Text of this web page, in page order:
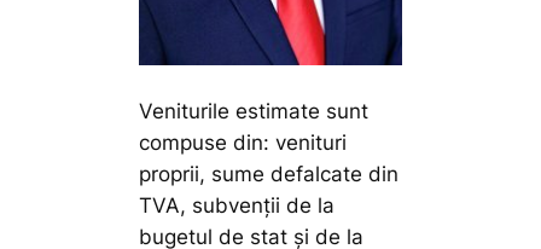
Veniturile estimate sunt
compuse din: venituri
proprii, sume defalcate din
TVA, subvenții de la
bugetul de stat și de la